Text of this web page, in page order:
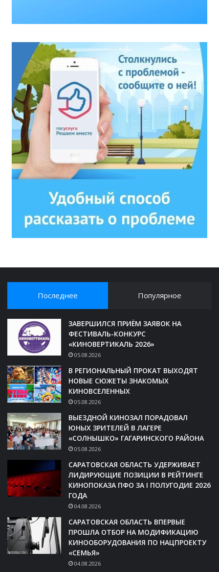
Последнее Популярное
ЗАВЕРШИЛСЯ ПРИЁМ ЗАЯВОК НА
ФЕСТИВАЛЬ-КОНКУРС
«КИНОВЕРТИКАЛЬ 2026»
05.08.2026
В РЕГИОНАЛЬНЫЙ ПРОКАТ ВЫХОДЯТ
НОВЫЕ СЮЖЕТЫ ЗНАКОМЫХ
КИНОВСЕЛЕННЫХ
05.08.2026
ВЫЕЗДНОЙ КИНОЗАЛ ПОРАДОВАЛ
ЮНЫХ ЗРИТЕЛЕЙ В ЛАГЕРЕ
«СОЛНЫШКО» ГАГАРИНСКОГО РАЙОНА
05.08.2026
САРАТОВСКАЯ ОБЛАСТЬ УДЕРЖИВАЕТ
ЛИДИРУЮЩИЕ ПОЗИЦИИ В РЕЙТИНГЕ
КИНОПОКАЗА ПФО ЗА I ПОЛУГОДИЕ 2026
ГОДА
04.08.2026
САРАТОВСКАЯ ОБЛАСТЬ ВПЕРВЫЕ
ПРОШЛА ОТБОР НА МОДИФИКАЦИЮ
КИНООБОРУДОВАНИЯ ПО НАЦПРОЕКТУ
«СЕМЬЯ»
04.08.2026